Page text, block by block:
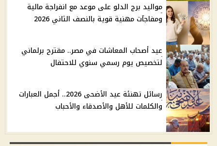
مواليد برج الدلو على موعد مع انفراجة مالية
ومفاجآت مهنية قوية بالنصف الثاني 2026
عيد أصحاب المعاشات في مصر.. مقترح برلماني
لتخصيص يوم رسمي سنوي للاحتفال
رسائل تهنئة عيد الأضحى 2026.. أجمل العبارات
والكلمات للأهل والأصدقاء والأحباب